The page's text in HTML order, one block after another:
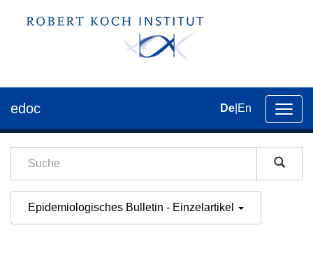
der
edoc De En
Epidemiologisches Bulletin - Einzelartikel